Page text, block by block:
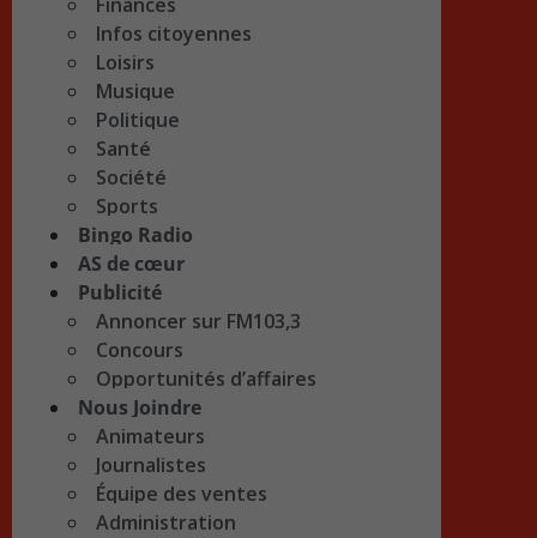
Infos citoyennes
Loisirs
Musique
Politique
Santé
Société
Sports
Bingo Radio
AS de cœur
Publicité
Annoncer sur FM103,3
Concours
Opportunités d’affaires
Nous Joindre
Animateurs
Journalistes
Équipe des ventes
Administration